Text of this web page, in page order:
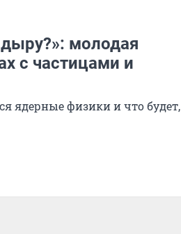
молодая
с частицами и
ядерные физики и что будет,